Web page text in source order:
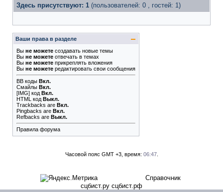
Здесь присутствуют: 1 (пользователей: 0 , гостей: 1)
Ваши права в разделе
Вы не можете создавать новые темы
Вы не можете отвечать в темах
Вы не можете прикреплять вложения
Вы не можете редактировать свои сообщения
BB коды Вкл.
Смайлы Вкл.
[IMG] код Вкл.
HTML код Выкл.
Trackbacks are Вкл.
Pingbacks are Вкл.
Refbacks are Выкл.
Правила форума
Часовой пояс GMT +3, время: 06:47.
Справочник
сцбист.ру сцбист.рф